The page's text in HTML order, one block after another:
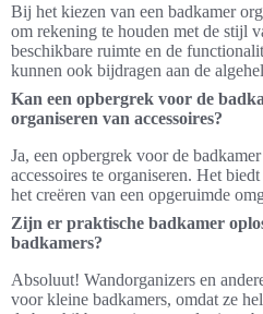
Bij het kiezen van een badkamer
om rekening te houden met de stijl
beschikbare ruimte en de
kunnen ook bijdragen aan de
Kan een opbergrek voor de
organiseren van accessoires?
Ja, een opbergrek voor de
accessoires te organiseren. Het
het creëren van een opgeruimde
Zijn er praktische badkamer
badkamers?
Absoluut! Wandorganizers en
voor kleine badkamers, omdat ze